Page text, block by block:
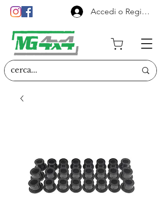
Accedi o Registrati